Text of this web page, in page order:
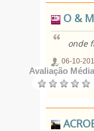
O &
onde
06-10-
Avaliação